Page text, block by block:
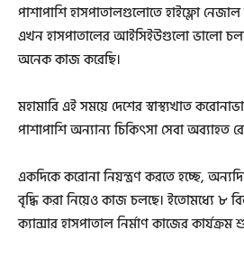
পাশাপাশি হাসপাতালগুলোতে হাইফ্লো নেজাল
এখন হাসপাতালের আইসিইউগুলো ভালো
অনেক কাজ করেছি।
মহামারি এই সময়ে দেশের স্বাস্থ্যখাত
পাশাপাশি অন্যান্য চিকিৎসা সেবা অব্যাহত
একদিকে করোনা নিয়ন্ত্রণ করতে হচ্ছে,
বৃদ্ধি করা নিয়েও কাজ চলছে। ইতোমধ্যে ৮
ক্যান্সার হাসপাতাল নির্মাণ কাজের